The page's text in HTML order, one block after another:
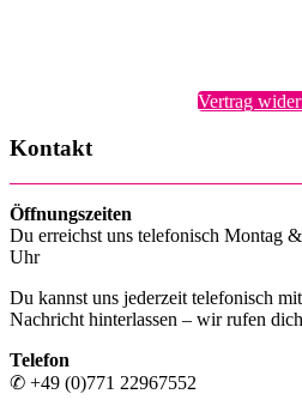
Vertrag
Kontakt
Öffnungszeiten
Du erreichst uns telefonisch Montag
Uhr
Du kannst uns jederzeit telefonisch
Nachricht hinterlassen – wir rufen
Telefon
✆ +49 (0)771 22967552